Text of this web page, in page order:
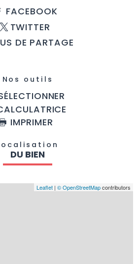
FACEBOOK
TWITTER
DE PARTAGE
Nos outils
IMPRIMER
DU BIEN
Leaflet | © OpenStreetMapcontributors